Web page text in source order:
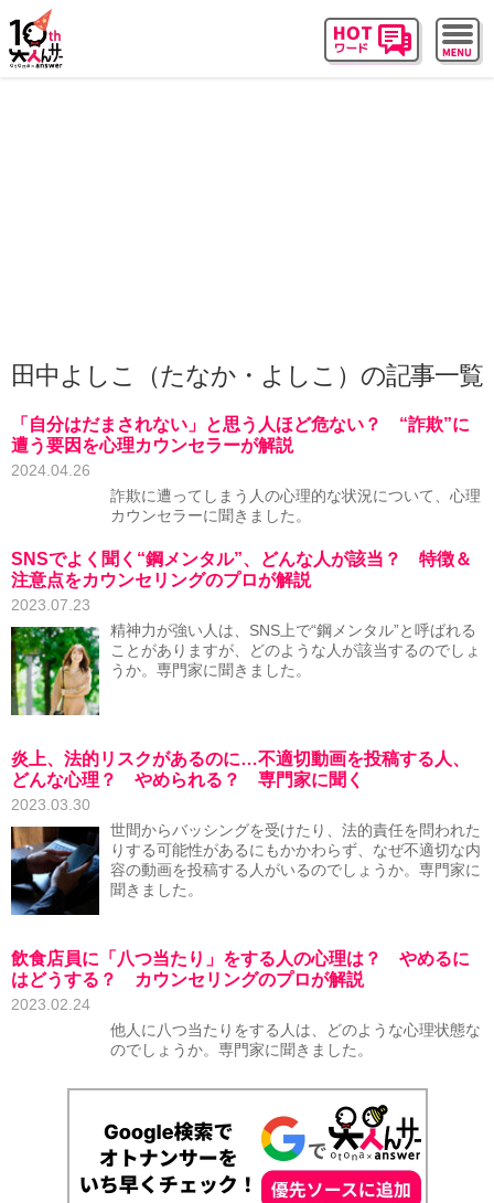
田中よしこ（たなか・よしこ）の記事一覧
「自分はだまされない」と思う人ほど危ない？ “詐欺”に
遭う要因を心理カウンセラーが解説
2024.04.26
詐欺に遭ってしまう人の心理的な状況について、心理
カウンセラーに聞きました。
SNSでよく聞く“鋼メンタル”、どんな人が該当？ 特徴＆
注意点をカウンセリングのプロが解説
2023.07.23
精神力が強い人は、SNS上で“鋼メンタル”と呼ばれる
ことがありますが、どのような人が該当するのでしょ
うか。専門家に聞きました。
炎上、法的リスクがあるのに…不適切動画を投稿する人、
どんな心理？ やめられる？ 専門家に聞く
2023.03.30
世間からバッシングを受けたり、法的責任を問われた
りする可能性があるにもかかわらず、なぜ不適切な内
容の動画を投稿する人がいるのでしょうか。専門家に
聞きました。
飲食店員に「八つ当たり」をする人の心理は？ やめるに
はどうする？ カウンセリングのプロが解説
2023.02.24
他人に八つ当たりをする人は、どのような心理状態な
のでしょうか。専門家に聞きました。